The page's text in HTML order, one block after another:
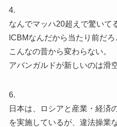
4.
なんでマッハ20超えで驚いて
ICBMなんだから当たり前だ
こんなの昔から変わらない。
アバンガルドが新しいのは滑
6.
日本は、ロシアと産業・経済
を実施しているが、違法操業